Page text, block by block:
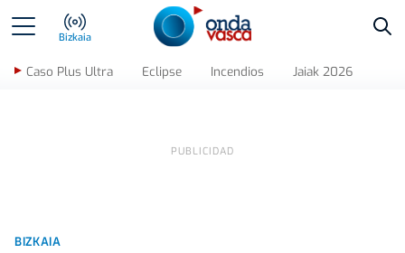
Bizkaia
Caso Plus Ultra Eclipse Incendios Jaiak 2026
BIZKAIA